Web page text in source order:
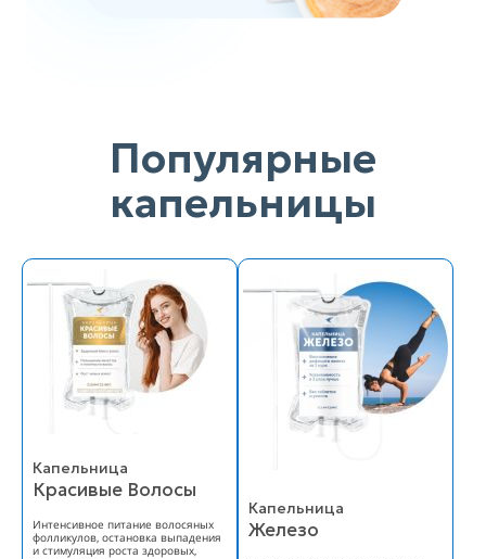
Популярные
капельницы
Капельница
Красивые Волосы
Интенсивное питание волосяных
фолликулов, остановка выпадения
и стимуляция роста здоровых,
Капельница
Железо